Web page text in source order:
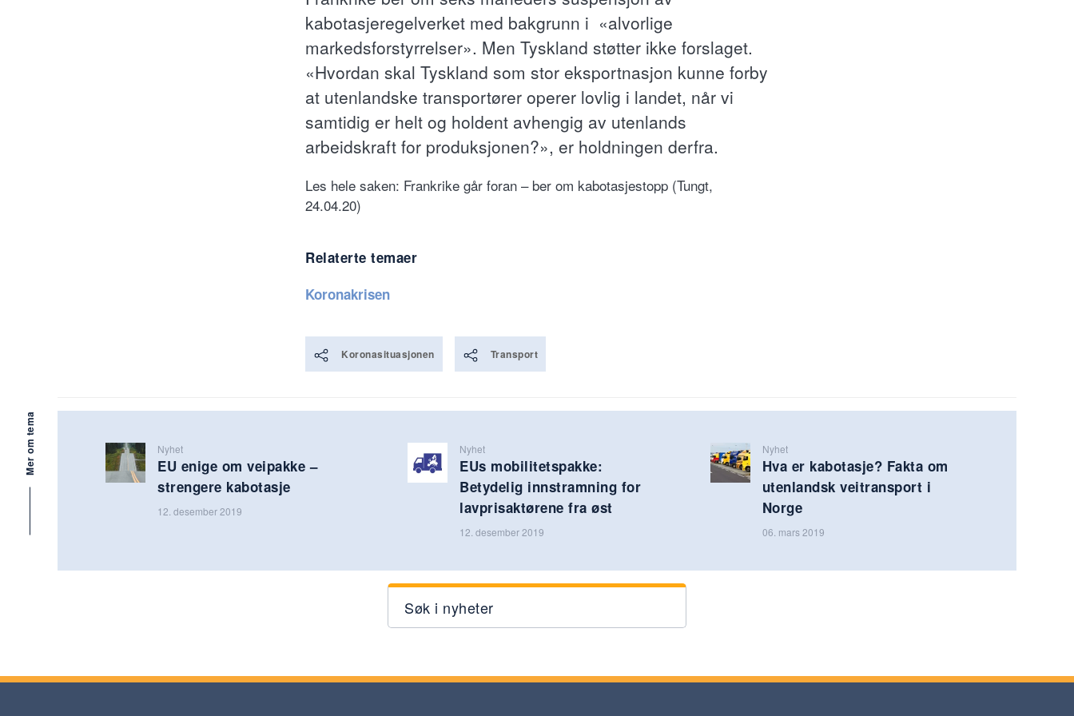
kabotasjeregelverket med bakgrunn i «alvorlige
markedsforstyrrelser». Men Tyskland støtter ikke forslaget.
«Hvordan skal Tyskland som stor eksportnasjon kunne forby
at utenlandske transportører operer lovlig i landet, når vi
samtidig er helt og holdent avhengig av utenlands
arbeidskraft for produksjonen?», er holdningen derfra.
Les hele saken: Frankrike går foran – ber om kabotasjestopp (Tungt,
24.04.20)
Relaterte temaer
Koronakrisen
Koronasituasjonen Transport
Nyhet
EU enige om veipakke –
strengere kabotasje
12. desember 2019
Nyhet
EUs mobilitetspakke:
Betydelig innstramning for
lavprisaktørene fra øst
12. desember 2019
Nyhet
Hva er kabotasje? Fakta om
utenlandsk veitransport i
Norge
06. mars 2019
Mer om tema
Søk i nyheter